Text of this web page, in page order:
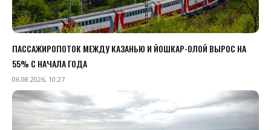
ПАССАЖИРОПОТОК МЕЖДУ КАЗАНЬЮ И ЙОШКАР-ОЛОЙ ВЫРОС НА
55% С НАЧАЛА ГОДА
06.08.2026, 10:27